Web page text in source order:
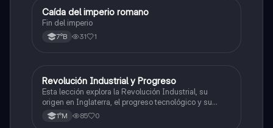
Historia, Geografía y Ciencias Sociales
Caída del imperio romano
Fin del imperio
7°B 31 1
Historia, Geografía y Ciencias Sociales
Revolución Industrial y Progreso
Esta lección explora la Revolución Industrial, su
origen en Inglaterra, el progreso tecnológico y su
expansión, junto con el imperialismo y sus
consecuencias.
1°M 85 0